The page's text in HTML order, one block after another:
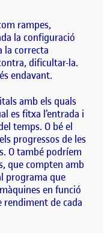
rampes,
la configuració
la correcta
dificultar-la.
endavant.
amb els quals
es fitxa l’entrada i
temps. O bé el
progressos de les
O també podríem
que compten amb
programa que
en funció
rendiment de cada